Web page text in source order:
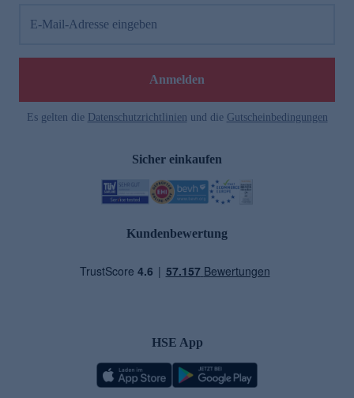
E-Mail-Adresse eingeben
Anmelden
Es gelten die Datenschutzrichtlinien und die Gutscheinbedingungen
Sicher einkaufen
Kundenbewertung
HSE App